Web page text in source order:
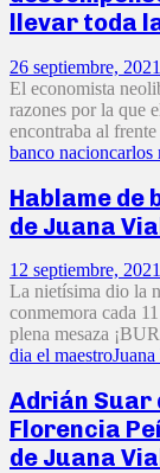
llevar toda
26 septiembre, 2021
El economista
razones por la que
encontraba al
banco nacioncarlos
Hablame de
de Juana
12 septiembre, 2021
La nietísima dio la
conmemora cada
plena mesaza
dia el maestro
Adrián Suar
Florencia
de Juana